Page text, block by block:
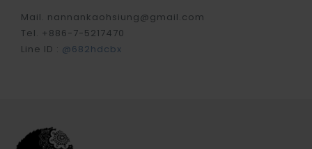
Mail. nannankaohsiung@gmail.com
Tel. +886-7-5217470
Line ID : @682hdcbx